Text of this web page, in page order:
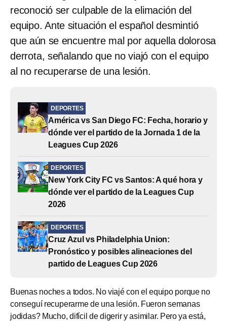
reconoció ser culpable de la elimación del
equipo. Ante situación el español desmintió
que aún se encuentre mal por aquella dolorosa
derrota, señalando que no viajó con el equipo
al no recuperarse de una lesión.
DEPORTES
América vs San Diego FC: Fecha, horario y
dónde ver el partido de la Jornada 1 de la
Leagues Cup 2026
DEPORTES
New York City FC vs Santos: A qué hora y
dónde ver el partido de la Leagues Cup
2026
DEPORTES
Cruz Azul vs Philadelphia Union:
Pronóstico y posibles alineaciones del
partido de Leagues Cup 2026
Buenas noches a todos. No viajé con el equipo porque no
conseguí recuperarme de una lesión. Fueron semanas
jodidas? Mucho, difícil de digerir y asimilar. Pero ya está,